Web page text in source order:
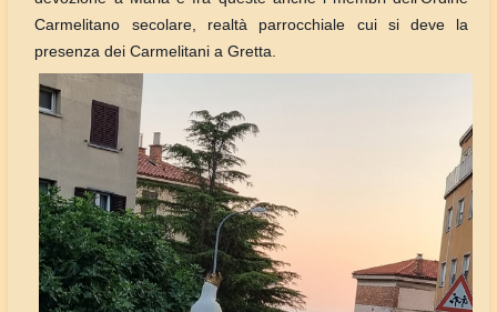
Carmelitano secolare, realtà parrocchiale cui si deve la
presenza dei Carmelitani a Gretta.